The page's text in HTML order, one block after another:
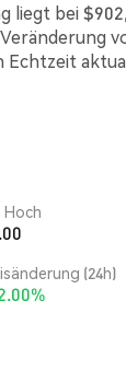
liegt bei
Hoch
(24h)